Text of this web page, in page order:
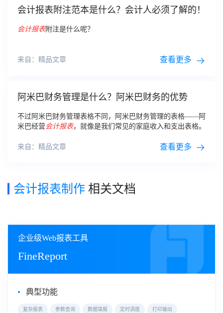
会计报表附注范本是什么？会计人必须了解的！
会计报表附注是什么呢？
来自：精品文章 查看更多
阿米巴财务管理是什么？阿米巴财务的优势
不过阿米巴财务管理表格不同，阿米巴财务管理的表格——阿
米巴经营会计报表，就像是我们常见的家庭收入和支出表格。
来自：精品文章 查看更多
会计报表制作 相关文档
企业级Web报表工具
FineReport
典型功能
复杂报表 参数查询 数据填报 定时调度 打印输出